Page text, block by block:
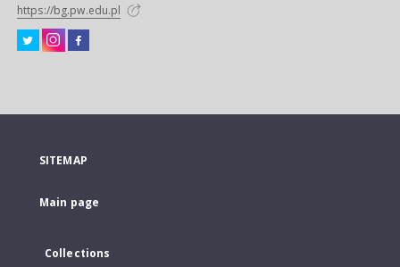
https://bg.pw.edu.pl
SITEMAP
Main page
Collections